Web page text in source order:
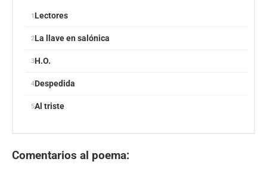
Lectores
La llave en salónica
H.O.
Despedida
Al triste
Comentarios al poema: